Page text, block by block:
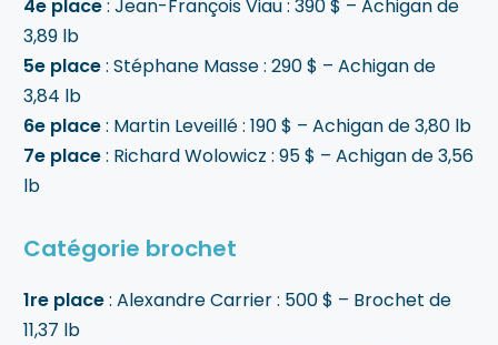
4e place: Jean-François Viau : 390 $ – Achigan de
3,89 lb
5e place: Stéphane Masse : 290 $ – Achigan de
3,84 lb
6e place: Martin Leveillé : 190 $ – Achigan de 3,80 lb
7e place: Richard Wolowicz : 95 $ – Achigan de 3,56
lb
Catégorie brochet
1re place: Alexandre Carrier : 500 $ – Brochet de
11,37 lb